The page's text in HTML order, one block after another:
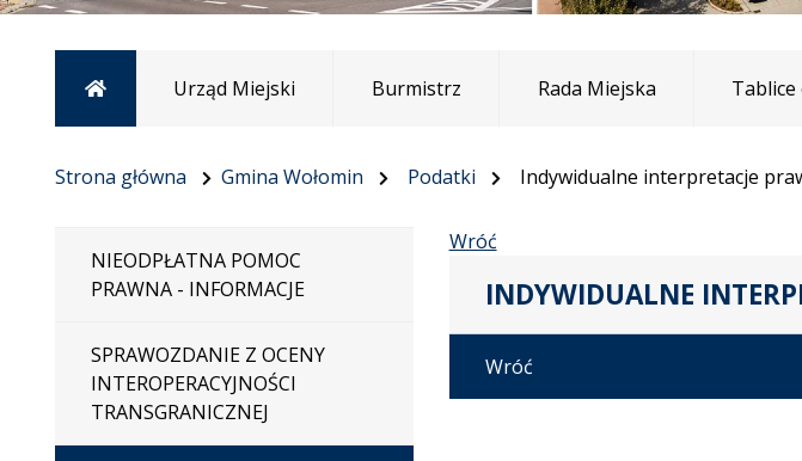
Strona głównaUrząd Miejski Burmistrz Rada Miejska Tablice
Strona główna Gmina Wołomin Podatki Indywidualne interpretacje
NIEODPŁATNA POMOC
PRAWNA - INFORMACJE
SPRAWOZDANIE Z OCENY
INTEROPERACYJNOŚCI
TRANSGRANICZNEJ
Wróć
INDYWIDUALNE
Wróć